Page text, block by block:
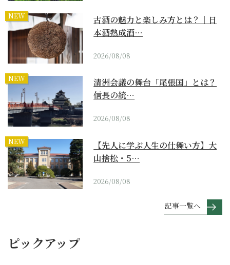
NEW
古酒の魅力と楽しみ方とは？｜日
本酒熟成酒…
2026/08/08
NEW
清洲会議の舞台「尾張国」とは？
信長の統…
2026/08/08
NEW
【先人に学ぶ人生の仕舞い方】大
山捨松・5…
2026/08/08
記事一覧へ
ピックアップ